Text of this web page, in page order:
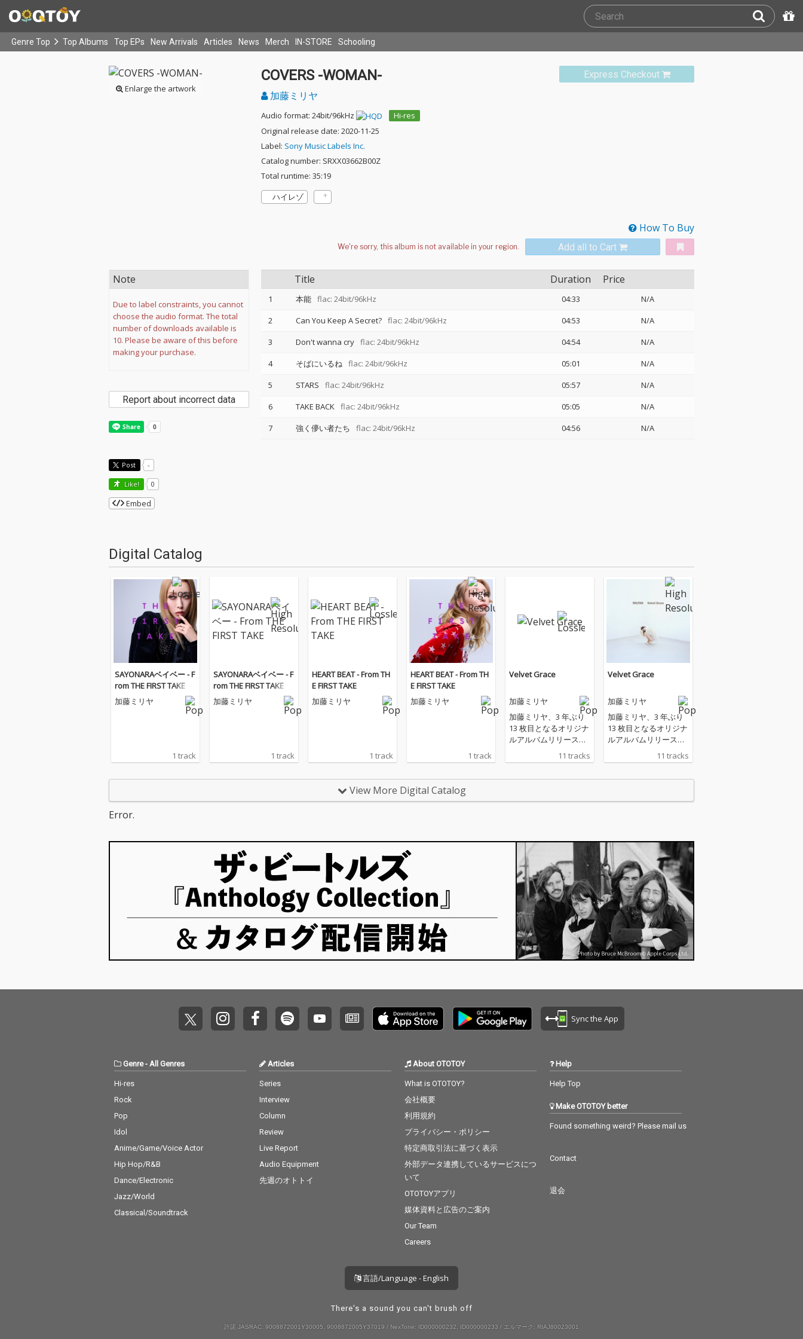
Genre Top Top Albums Top EPs New Arrivals Articles News Merch IN-STORE Schooling
Enlarge the artwork
Express Checkout
COVERS -WOMAN-
加藤ミリヤ
Audio format: 24bit/96kHz
Hi-res
Original release date: 2020-11-25
Label: Sony Music Labels Inc.
Catalog number: SRXX03662B00Z
Total runtime: 35:19
ハイレゾ
How To Buy
Add all to Cart
Title Duration Price
1 本能 flac: 24bit/96kHz 04:33
N/A
2
Can You Keep A Secret? flac: 24bit/96kHz 04:53
N/A
3
Don't wanna cry flac: 24bit/96kHz 04:54
N/A
4
そばにいるね flac: 24bit/96kHz 05:01
N/A
5
STARS flac: 24bit/96kHz 05:57
N/A
6
TAKE BACK flac: 24bit/96kHz 05:05
N/A
7
強く儚い者たち flac: 24bit/96kHz 04:56 N/A
Note
Due to label constraints, you cannot
choose the audio format. The total
number of downloads available is
10. Please be aware of this before
making your purchase.
Report about incorrect data
Post -
Like! 0
Embed
Digital Catalog
SAYONARAベイベー - F
rom THE FIRST TAKE
加藤ミリヤ
1 track
SAYONARAベイベー - F
rom THE FIRST TAKE
加藤ミリヤ
1 track
HEART BEAT - From TH
E FIRST TAKE
加藤ミリヤ
1 track
HEART BEAT - From TH
E FIRST TAKE
加藤ミリヤ
1 track
Velvet Grace
加藤ミリヤ
加藤ミリヤ、3 年ぶり
13 枚目となるオリジナ
ルアルバムリリース！
「Velvet Grace」ビロ
ードのように優雅
り、13 枚目のオリジナ
ルアルバム。 「LONEL
Y」KM によるエッジか
つメロウなビートの上
で、2 人がそれぞれ
の“孤独”をリアルに綴
った、世代を超えてす
べての女性が共感でき
る楽曲。 「愛楽」一人
の人間としてもアーテ
ィストとしても敬服し
リヤが歌唱オファー。
T.Kra、加藤ミリヤ。
「#東京 LIFE」作曲陣
での華やかな生活とそ
の裏に垣間見える寂し
さや不安を描いたリリ
ックと、Matt Cab によ
る令和サウンドにトレ
ンドの平成エッセンス
を巧みに融合させた、
11 tracks
Velvet Grace
加藤ミリヤ
加藤ミリヤ、3 年ぶり
13 枚目となるオリジナ
ルアルバムリリース！
「Velvet Grace」ビロ
ードのように優雅
り、13 枚目のオリジナ
ルアルバム。 「LONEL
Y」KM によるエッジか
つメロウなビートの上
で、2 人がそれぞれ
の“孤独”をリアルに綴
った、世代を超えてす
べての女性が共感でき
る楽曲。 「愛楽」一人
の人間としてもアーテ
ィストとしても敬服し
リヤが歌唱オファー。
T.Kra、加藤ミリヤ。
「#東京 LIFE」作曲陣
の裏に垣間見える寂し
る令和サウンドにトレ
ンドの平成エッセンス
を巧みに融合させた、
11 tracks
View More Digital Catalog
Error.
Sync the App
Genre- All Genres
Hi-res
Rock
Pop
Idol
Anime/Game/Voice Actor
Hip Hop/R&B
Dance/Electronic
Jazz/World
Classical/Soundtrack
Articles
Series
Interview
Column
Review
Live Report
Audio Equipment
先週のオトトイ
About OTOTOY
What is OTOTOY?
会社概要
利用規約
プライバシー・ポリシー
特定商取引法に基づく表示
外部データ連携しているサービスにつ
いて
OTOTOYアプリ
媒体資料と広告のご案内
Our Team
Careers
Help
Help Top
Make OTOTOY better
Found something weird? Please mail us
Contact
退会
言語/Language - English
There's a sound you can't brush off
許諾 JASRAC: 9008872001Y30005, 9008872005Y37019 / NexTone: ID000000232, ID000000233 / エルマーク: RIAJ80023001